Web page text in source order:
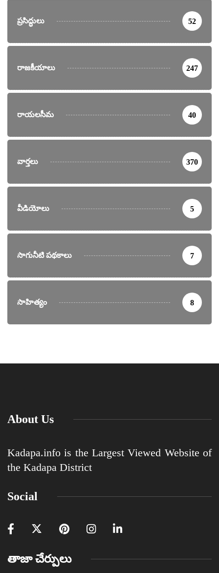
ప్రసిద్ధులు 52
రాజకీయాలు 247
రాయలసీమ 40
వార్తలు 370
వీడియోలు 5
సాగునీటి పథకాలు 7
సాహిత్యం 8
About Us
Kadapa.info is the Largest Viewed Website of
the Kadapa District
Social
తాజా చేర్పులు